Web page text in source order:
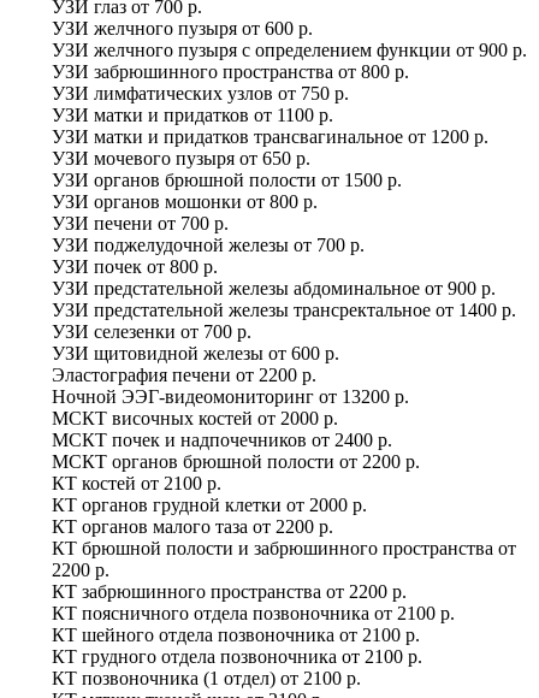
УЗИ глаз от 700 р.
УЗИ желчного пузыря от 600 р.
УЗИ желчного пузыря с определением функции от 900 р.
УЗИ забрюшинного пространства от 800 р.
УЗИ лимфатических узлов от 750 р.
УЗИ матки и придатков от 1100 р.
УЗИ матки и придатков трансвагинальное от 1200 р.
УЗИ мочевого пузыря от 650 р.
УЗИ органов брюшной полости от 1500 р.
УЗИ органов мошонки от 800 р.
УЗИ печени от 700 р.
УЗИ поджелудочной железы от 700 р.
УЗИ почек от 800 р.
УЗИ предстательной железы абдоминальное от 900 р.
УЗИ предстательной железы трансректальное от 1400 р.
УЗИ селезенки от 700 р.
УЗИ щитовидной железы от 600 р.
Эластография печени от 2200 р.
Ночной ЭЭГ-видеомониторинг от 13200 р.
МСКТ височных костей от 2000 р.
МСКТ почек и надпочечников от 2400 р.
МСКТ органов брюшной полости от 2200 р.
КТ костей от 2100 р.
КТ органов грудной клетки от 2000 р.
КТ органов малого таза от 2200 р.
КТ брюшной полости и забрюшинного пространства от
2200 р.
КТ забрюшинного пространства от 2200 р.
КТ поясничного отдела позвоночника от 2100 р.
КТ шейного отдела позвоночника от 2100 р.
КТ грудного отдела позвоночника от 2100 р.
КТ позвоночника (1 отдел) от 2100 р.